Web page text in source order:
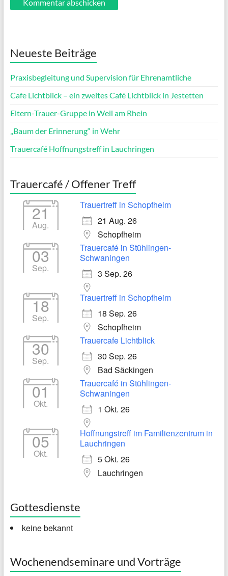
Neueste Beiträge
Praxisbegleitung und Supervision für Ehrenamtliche
Cafe Lichtblick – ein zweites Café Lichtblick in Jestetten
Eltern-Trauer-Gruppe in Weil am Rhein
„Baum der Erinnerung“ in Wehr
Trauercafé Hoffnungstreff in Lauchringen
Trauercafé / Offener Treff
21
Aug.
Trauertreff in Schopfheim
21 Aug. 26
Schopfheim
03
Sep.
Trauercafé in Stühlingen-
Schwaningen
3 Sep. 26
18
Sep.
Trauertreff in Schopfheim
18 Sep. 26
Schopfheim
30
Sep.
Trauercafe Lichtblick
30 Sep. 26
Bad Säckingen
01
Okt.
Trauercafé in Stühlingen-
Schwaningen
1 Okt. 26
05
Okt.
Hoffnungstreff im Familienzentrum in
Lauchringen
5 Okt. 26
Lauchringen
Gottesdienste
keine bekannt
Wochenendseminare und Vorträge